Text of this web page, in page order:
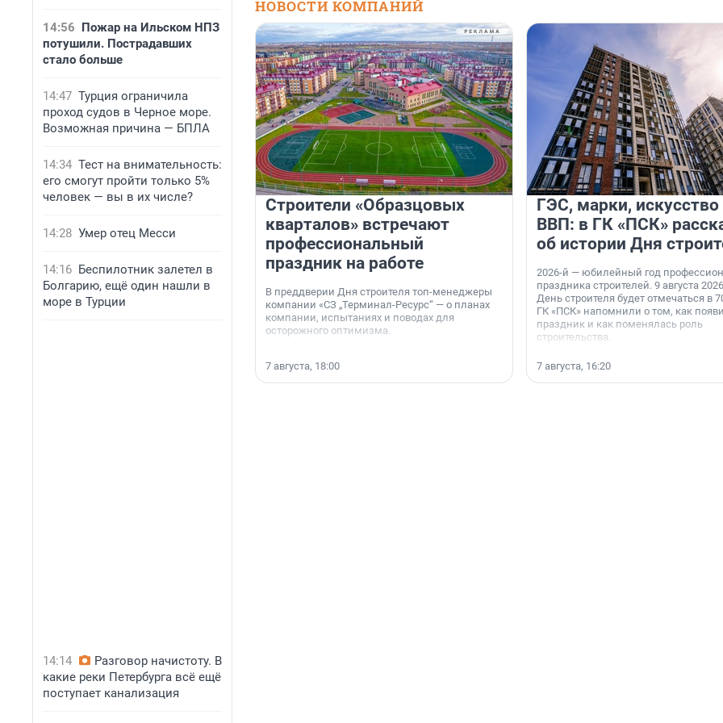
14:56 Пожар на Ильском НПЗ
потушили. Пострадавших
стало больше
14:47 Турция ограничила
проход судов в Черное море.
Возможная причина — БПЛА
14:34 Тест на внимательность:
его смогут пройти только 5%
человек — вы в их числе?
14:28 Умер отец Месси
14:16 Беспилотник залетел в
Болгарию, ещё один нашли в
море в Турции
14:14
Разговор начистоту. В
какие реки Петербурга всё ещё
поступает канализация
НОВОСТИ КОМПАНИЙ
Строители «Образцовых
кварталов» встречают
профессиональный
праздник на работе
В преддверии Дня строителя топ-менеджеры
компании «СЗ „Терминал-Ресурс“ — о планах
компании, испытаниях и поводах для
осторожного оптимизма.
7 августа, 18:00
ГЭС, марки, искусство
ВВП: в ГК «ПСК»
об истории Дня
2026-й — юбилейный год
праздника строителей. 9 августа
День строителя будет отмечаться в
ГК «ПСК» напомнили о том, как
праздник и как поменялась роль
строительства.
7 августа, 16:20